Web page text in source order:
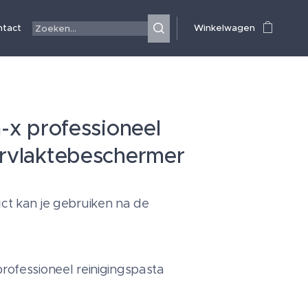
Winkelwagen
x professioneel
kan je gebruiken na de
reinigingspasta